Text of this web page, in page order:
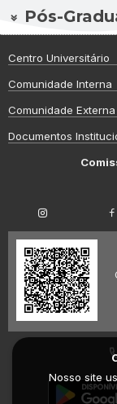
Nosso site
Pós-
Centro Universitário
Comunidade Interna
Comunidade Externa
Documentos